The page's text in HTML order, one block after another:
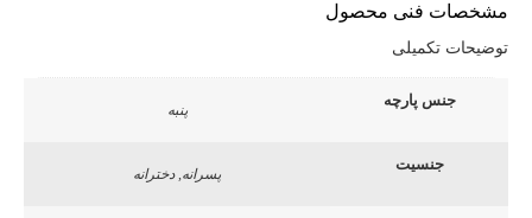
مشخصات فنی محصول
توضیحات تکمیلی
جنس پارچه
پنبه
جنسیت
پسرانه, دخترانه